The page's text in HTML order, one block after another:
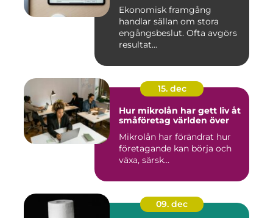
Ekonomisk framgång
handlar sällan om stora
engångsbeslut. Ofta avgörs
resultat...
15. dec
Hur mikrolån har gett liv åt
småföretag världen över
Mikrolån har förändrat hur
företagande kan börja och
växa, särsk...
09. dec